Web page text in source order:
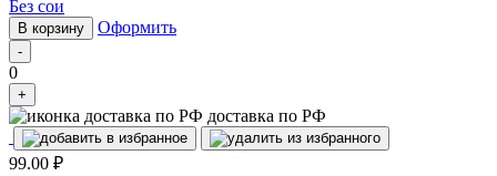
Без сои
В корзину Оформить
-
0
+
доставка по РФ
99.00 ₽